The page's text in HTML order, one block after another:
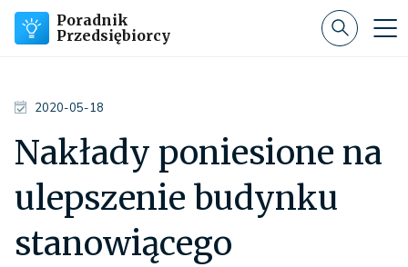
Poradnik
Przedsiębiorcy
2020-05-18
Nakłady poniesione na
ulepszenie budynku
stanowiącego